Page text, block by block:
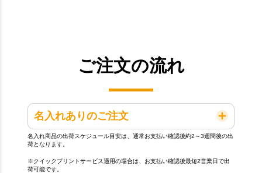
ご注文の流れ
名入れありのご注文
名入れ商品の出荷スケジュール目安は、通常お支払い確認後約2～3週間後の出
荷となります。
※クイックプリントサービス適用の場合は、お支払い確認後最短2営業日で出
荷可能です。